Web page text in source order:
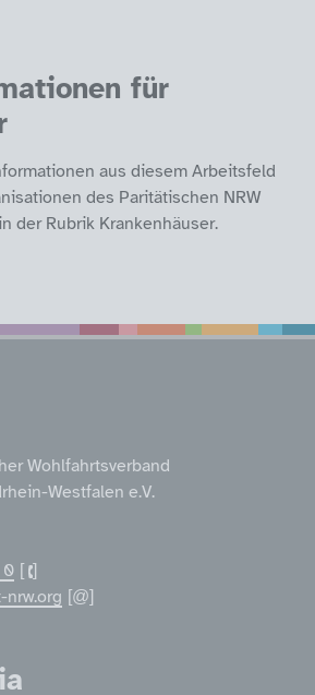
für
aus diesem Arbeitsfeld
des Paritätischen NRW
der Rubrik Krankenhäuser.
Wohlfahrtsverband
Westfalen e.V.
0
nrw.org